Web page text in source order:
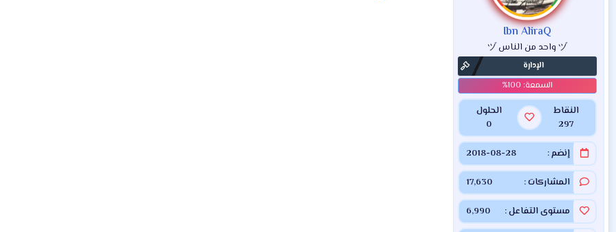
Ibn AliraQ
ヅ واحد من الناس ヅ
الإدارة
النقاط
297
الحلول
0
إنضم 2018-08-28
المشاركات 17,630
مستوى التفاعل 6,990